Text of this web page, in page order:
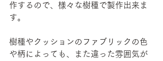
作するので、様々な樹種で製作出来ま
す。
樹種やクッションのファブリックの色
や柄によっても、また違った雰囲気が